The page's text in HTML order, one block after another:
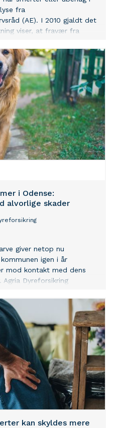
fra
(AE). I 2010 gjaldt det
viser, at fravær fra
i Odense:
alvorlige skader
giver netop nu
igen i år
mod kontakt med dens
Agria Dyreforsikring
– for selv kortvarig
hos hunde.
kan skyldes mere